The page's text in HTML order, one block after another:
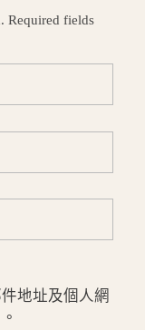
Required fields
地址及個人網